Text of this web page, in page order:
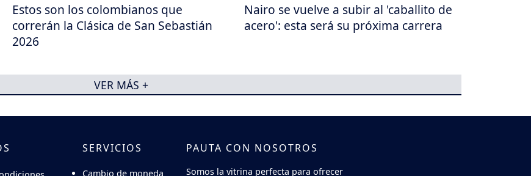
Estos son los colombianos que
correrán la Clásica de San Sebastián
2026
Nairo se vuelve a subir al 'caballito de
acero': esta será su próxima carrera
VER MÁS +
SERVICIOS
Cambio de moneda
PAUTA CON NOSOTROS
Somos la vitrina perfecta para ofrecer